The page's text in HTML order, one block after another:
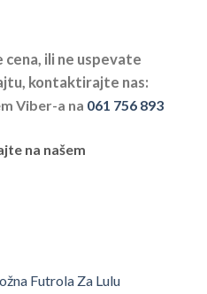
cena, ili ne uspevate
kontaktirajte nas:
Viber-a na 061 756 893
na našem
Futrola Za Lulu